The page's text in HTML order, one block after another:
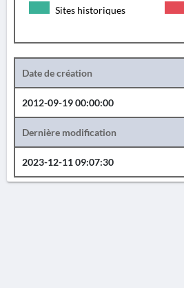
Sites historiques
Date de création
2012-09-19 00:00:00
Dernière modification
2023-12-11 09:07:30